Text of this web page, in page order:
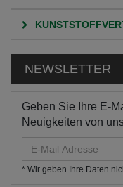
NEWSLETTER
Geben Sie Ihre E-
Neuigkeiten von
Mail
Adresse
* Wir geben Ihre Daten